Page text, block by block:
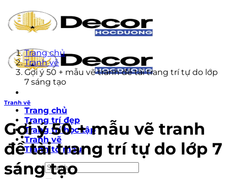
qua
nội
Trang chủ
Trang trí đẹp
Trang trí học tập
Tranh vẽ
Tranh tô màu
Trang chủ
Tranh vẽ
Gợi ý 50 + mẫu vẽ tranh đề tài trang trí tự do lớp
7 sáng tạo
Tranh vẽ
Gợi ý 50 + mẫu vẽ tranh
đề tài trang trí tự do lớp 7
sáng tạo